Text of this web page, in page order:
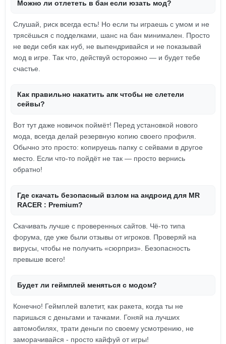
Можно ли отлететь в бан если юзать мод?
Слушай, риск всегда есть! Но если ты играешь с умом и не
трясёшься с подделками, шанс на бан минимален. Просто
не веди себя как нуб, не выпендривайся и не показывай
мод в игре. Так что, действуй осторожно — и будет тебе
счастье.
Как правильно накатить апк чтобы не слетели
сейвы?
Вот тут даже новичок поймёт! Перед установкой нового
мода, всегда делай резервную копию своего профиля.
Обычно это просто: копируешь папку с сейвами в другое
место. Если что-то пойдёт не так — просто вернись
обратно!
Где скачать безопасный взлом на андроид для MR
RACER : Premium?
Скачивать лучше с проверенных сайтов. Чё-то типа
форума, где уже были отзывы от игроков. Проверяй на
вирусы, чтобы не получить «сюрприз». Безопасность
превыше всего!
Будет ли геймплей меняться с модом?
Конечно! Геймплей взлетит, как ракета, когда ты не
паришься с деньгами и тачками. Гоняй на лучших
автомобилях, трати деньги по своему усмотрению, не
заморачивайся - просто кайфуй от игры!